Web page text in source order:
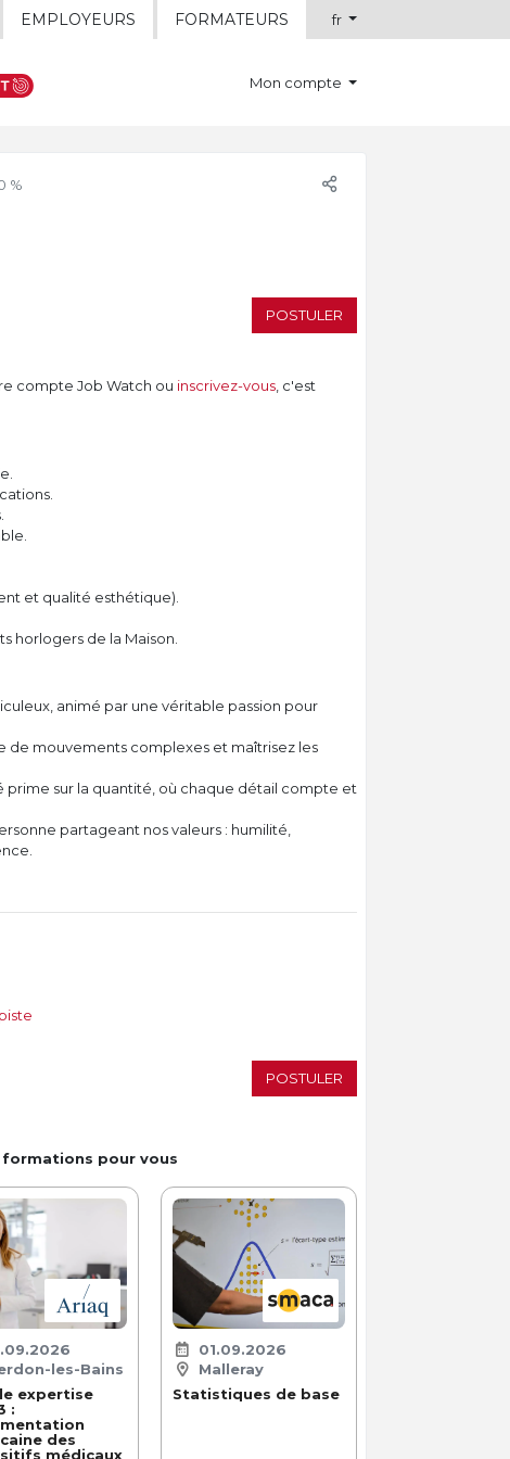
EMPLOYEURS FORMATEURS fr
Mon compte
%
POSTULER
compte Job Watch ou inscrivez-vous, c'est
et qualité esthétique).
horlogers de la Maison.
animé par une véritable passion pour
de mouvements complexes et maîtrisez les
prime sur la quantité, où chaque détail compte et
partageant nos valeurs : humilité,
POSTULER
formations pour vous
les-Bains
expertise
:
des
médicaux
01.09.2026
Malleray
Statistiques de base